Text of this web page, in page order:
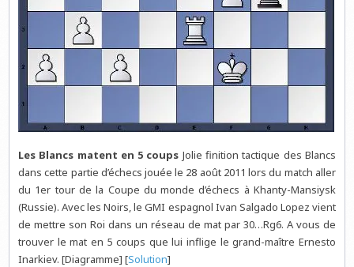
Les Blancs matent en 5 coups Jolie finition tactique des Blancs
dans cette partie d’échecs jouée le 28 août 2011 lors du match aller
du 1er tour de la Coupe du monde d’échecs à Khanty-Mansiysk
(Russie). Avec les Noirs, le GMI espagnol Ivan Salgado Lopez vient
de mettre son Roi dans un réseau de mat par 30…Rg6. A vous de
trouver le mat en 5 coups que lui inflige le grand-maître Ernesto
Inarkiev. [Diagramme] [Solution]